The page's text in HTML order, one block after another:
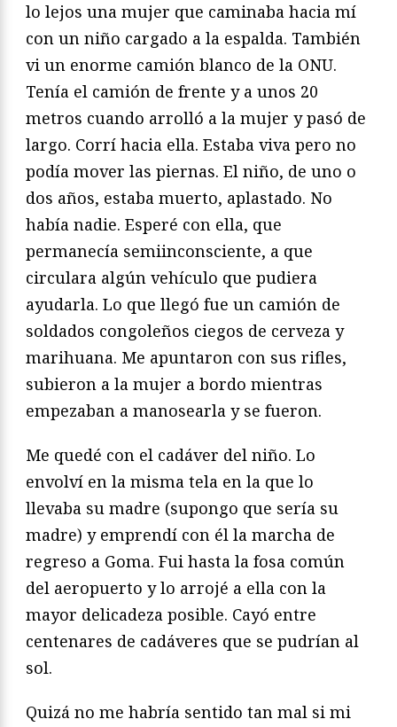
lo lejos una mujer que caminaba hacia mí
con un niño cargado a la espalda. También
vi un enorme camión blanco de la ONU.
Tenía el camión de frente y a unos 20
metros cuando arrolló a la mujer y pasó de
largo. Corrí hacia ella. Estaba viva pero no
podía mover las piernas. El niño, de uno o
dos años, estaba muerto, aplastado. No
había nadie. Esperé con ella, que
permanecía semiinconsciente, a que
circulara algún vehículo que pudiera
ayudarla. Lo que llegó fue un camión de
soldados congoleños ciegos de cerveza y
marihuana. Me apuntaron con sus rifles,
subieron a la mujer a bordo mientras
empezaban a manosearla y se fueron.
Me quedé con el cadáver del niño. Lo
envolví en la misma tela en la que lo
llevaba su madre (supongo que sería su
madre) y emprendí con él la marcha de
regreso a Goma. Fui hasta la fosa común
del aeropuerto y lo arrojé a ella con la
mayor delicadeza posible. Cayó entre
centenares de cadáveres que se pudrían al
sol.
Quizá no me habría sentido tan mal si mi